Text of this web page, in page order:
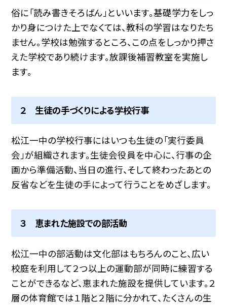
俗に「読み書きそろばん」といいます。基礎学力をしっ
かり身につけた上でなくては、教科の学習はなりたち
ません。学校は勉強するところ、この点をしっかり押さ
えた学校であり続けます。放課後補習教室を実施し
ます。
２ 生徒の手づくりによる学校行事
松江一中の学校行事にはいつも生徒の「実行委員
会」が組織されます。生徒会役員を中心に、行事の企
画から準備活動、当日の進行、そして終わったあとの
反省などを生徒の手によって行うことをめざします。
３ 恵まれた施設での部活動
松江一中の部活動は文化部はもちろんのこと、広い
校庭を利用して２つ以上の運動部が同時に練習する
ことができるなど、恵まれた施設を提供しています。２
層の体育館では１階と２階に分かれて、たくさんの生